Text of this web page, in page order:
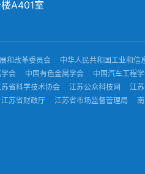
A401室
和改革委员会 中华人民共和国工业和信
会 中国有色金属学会 中国汽车工程
省科学技术协会 江苏公众科技网 江
江苏省财政厅 江苏省市场监督管理局